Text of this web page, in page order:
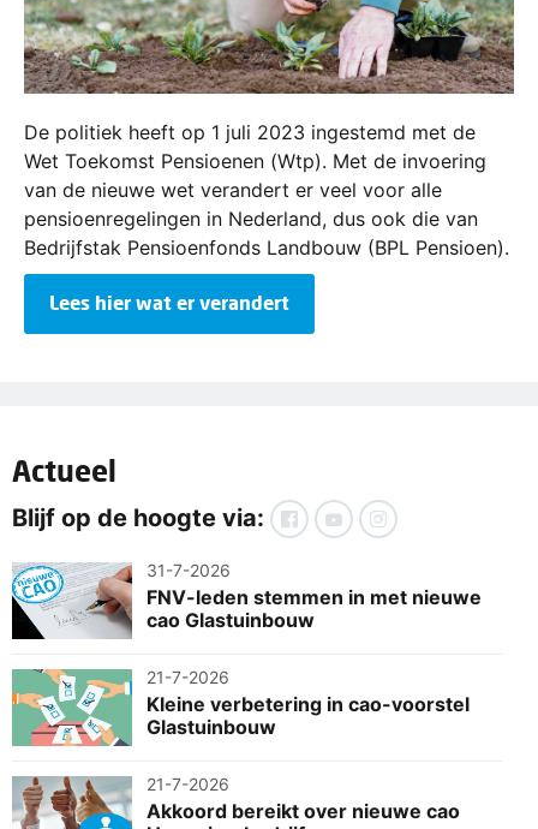
De politiek heeft op 1 juli 2023 ingestemd met de
Wet Toekomst Pensioenen (Wtp). Met de invoering
van de nieuwe wet verandert er veel voor alle
pensioenregelingen in Nederland, dus ook die van
Bedrijfstak Pensioenfonds Landbouw (BPL Pensioen).
Lees hier wat er verandert
Actueel
Blijf op de hoogte via:
31-7-2026
FNV-leden stemmen in met nieuwe
cao Glastuinbouw
21-7-2026
Kleine verbetering in cao-voorstel
Glastuinbouw
21-7-2026
Akkoord bereikt over nieuwe cao